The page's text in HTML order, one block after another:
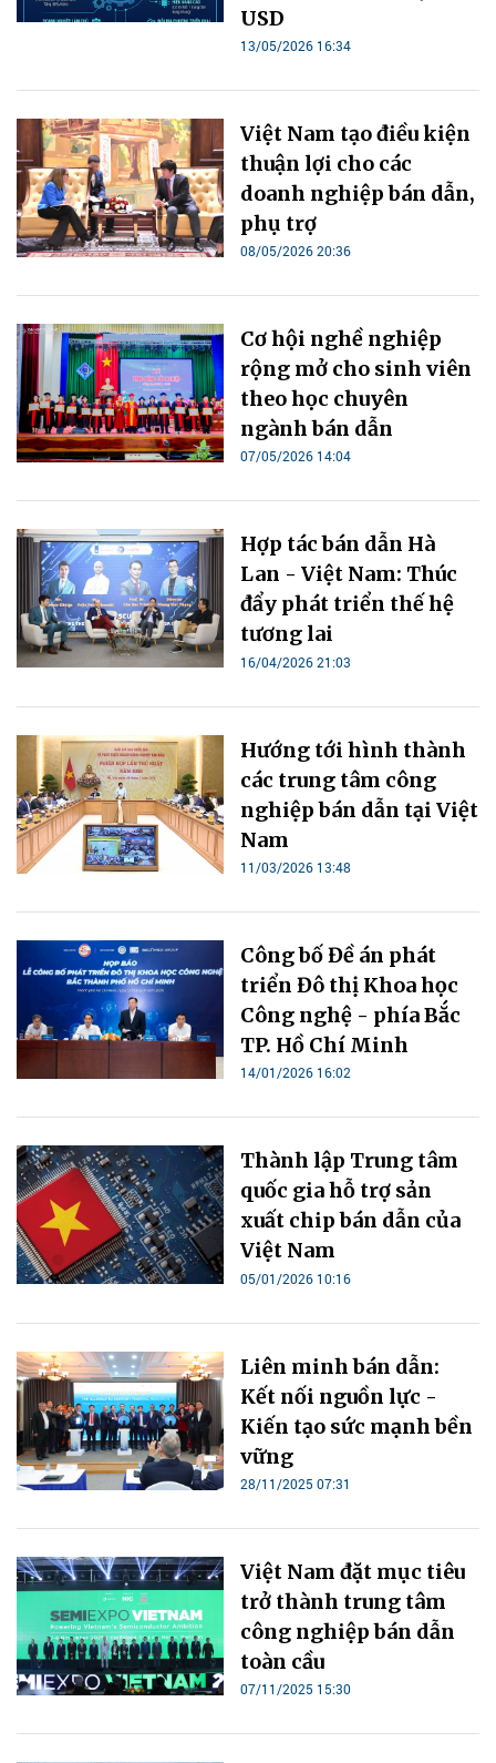
USD
13/05/2026 16:34
Việt Nam tạo điều kiện
thuận lợi cho các
doanh nghiệp bán dẫn,
phụ trợ
08/05/2026 20:36
Cơ hội nghề nghiệp
rộng mở cho sinh viên
theo học chuyên
ngành bán dẫn
07/05/2026 14:04
Hợp tác bán dẫn Hà
Lan - Việt Nam: Thúc
đẩy phát triển thế hệ
tương lai
16/04/2026 21:03
Hướng tới hình thành
các trung tâm công
nghiệp bán dẫn tại Việt
Nam
11/03/2026 13:48
Công bố Đề án phát
triển Đô thị Khoa học
Công nghệ - phía Bắc
TP. Hồ Chí Minh
14/01/2026 16:02
Thành lập Trung tâm
quốc gia hỗ trợ sản
xuất chip bán dẫn của
Việt Nam
05/01/2026 10:16
Liên minh bán dẫn:
Kết nối nguồn lực -
Kiến tạo sức mạnh bền
vững
28/11/2025 07:31
Việt Nam đặt mục tiêu
trở thành trung tâm
công nghiệp bán dẫn
toàn cầu
07/11/2025 15:30